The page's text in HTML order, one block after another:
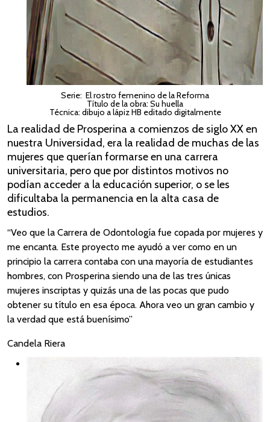
Serie: El rostro femenino de la Reforma
Título de la obra: Su huella
Técnica: dibujo a lápiz HB editado digitalmente
La realidad de Prosperina a comienzos de siglo XX en
nuestra Universidad, era la realidad de muchas de las
mujeres que querían formarse en una carrera
universitaria, pero que por distintos motivos no
podían acceder a la educación superior, o se les
dificultaba la permanencia en la alta casa de
estudios.
“Veo que la Carrera de Odontología fue copada por mujeres y
me encanta. Este proyecto me ayudó a ver como en un
principio la carrera contaba con una mayoría de estudiantes
hombres, con Prosperina siendo una de las tres únicas
mujeres inscriptas y quizás una de las pocas que pudo
obtener su título en esa época. Ahora veo un gran cambio y
la verdad que está buenísimo”
Candela Riera